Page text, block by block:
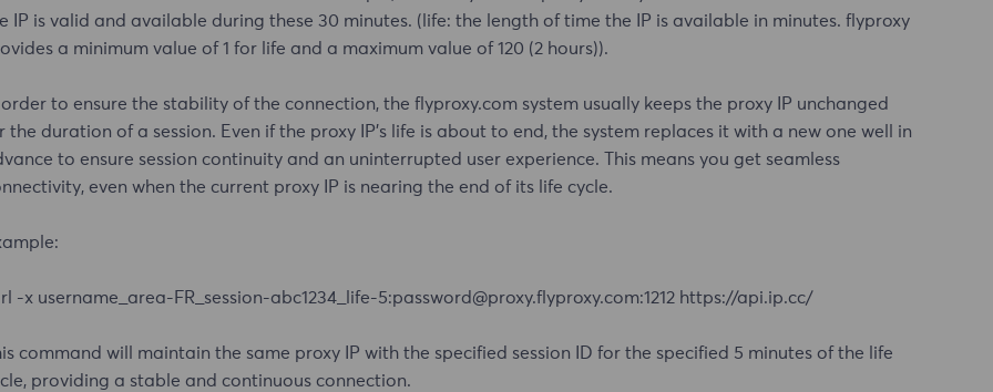
IP is valid and available during these 30 minutes. (life: the length of time the IP is available in minutes. flyproxy
a minimum value of 1 for life and a maximum value of 120 (2 hours)).
to ensure the stability of the connection, the flyproxy.com system usually keeps the proxy IP unchanged
the duration of a session. Even if the proxy IP's life is about to end, the system replaces it with a new one well in
to ensure session continuity and an uninterrupted user experience. This means you get seamless
even when the current proxy IP is nearing the end of its life cycle.
-x username_area-FR_session-abc1234_life-5:password@proxy.flyproxy.com:1212 https://api.ip.cc/
command will maintain the same proxy IP with the specified session ID for the specified 5 minutes of the life
providing a stable and continuous connection.